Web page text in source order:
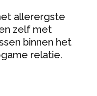
allerergste
zelf met
binnen het
relatie.